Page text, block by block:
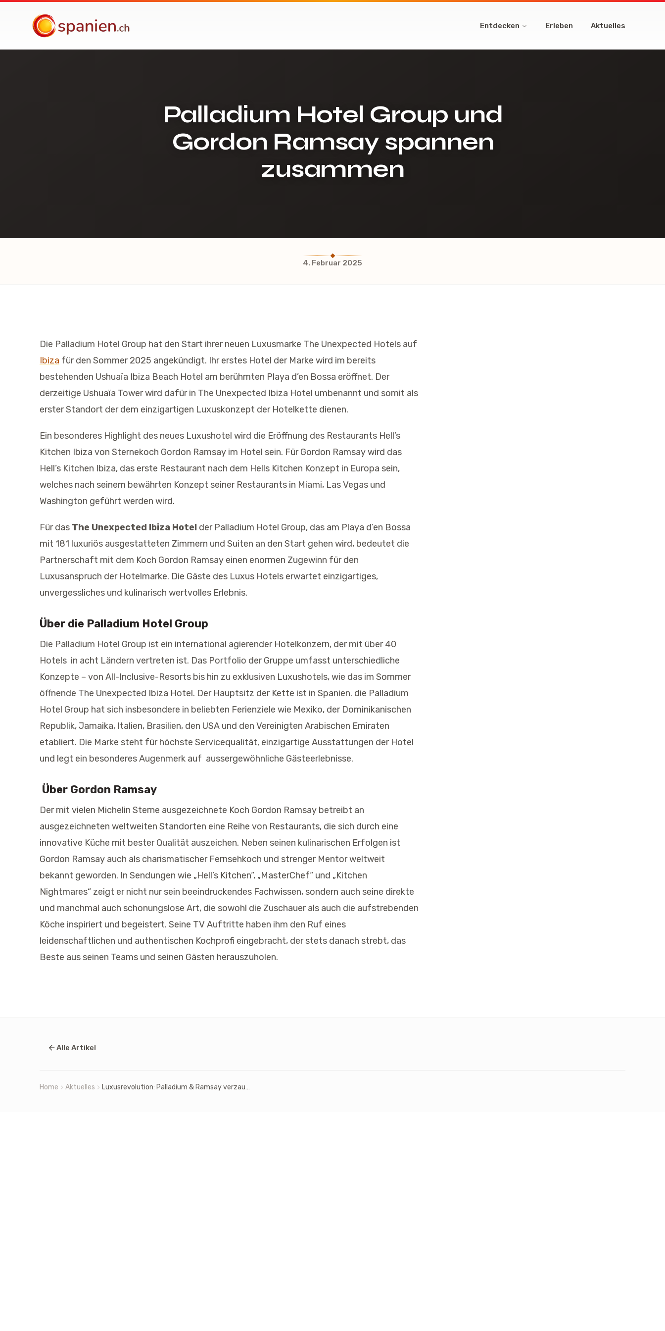
spanien.ch
Entdecken Erleben Aktuelles
Palladium Hotel Group und
Gordon Ramsay spannen
zusammen
4. Februar 2025
Die Palladium Hotel Group hat den Start ihrer neuen Luxusmarke The Unexpected Hotels auf
Ibiza für den Sommer 2025 angekündigt. Ihr erstes Hotel der Marke wird im bereits
bestehenden Ushuaïa Ibiza Beach Hotel am berühmten Playa d’en Bossa eröffnet. Der
derzeitige Ushuaïa Tower wird dafür in The Unexpected Ibiza Hotel umbenannt und somit als
erster Standort der dem einzigartigen Luxuskonzept der Hotelkette dienen.
Ein besonderes Highlight des neues Luxushotel wird die Eröffnung des Restaurants Hell’s
Kitchen Ibiza von Sternekoch Gordon Ramsay im Hotel sein. Für Gordon Ramsay wird das
Hell’s Kitchen Ibiza, das erste Restaurant nach dem Hells Kitchen Konzept in Europa sein,
welches nach seinem bewährten Konzept seiner Restaurants in Miami, Las Vegas und
Washington geführt werden wird.
Für das The Unexpected Ibiza Hotel der Palladium Hotel Group, das am Playa d’en Bossa
mit 181 luxuriös ausgestatteten Zimmern und Suiten an den Start gehen wird, bedeutet die
Partnerschaft mit dem Koch Gordon Ramsay einen enormen Zugewinn für den
Luxusanspruch der Hotelmarke. Die Gäste des Luxus Hotels erwartet einzigartiges,
unvergessliches und kulinarisch wertvolles Erlebnis.
Über die Palladium Hotel Group
Die Palladium Hotel Group ist ein international agierender Hotelkonzern, der mit über 40
Hotels in acht Ländern vertreten ist. Das Portfolio der Gruppe umfasst unterschiedliche
Konzepte – von All-Inclusive-Resorts bis hin zu exklusiven Luxushotels, wie das im Sommer
öffnende The Unexpected Ibiza Hotel. Der Hauptsitz der Kette ist in Spanien. die Palladium
Hotel Group hat sich insbesondere in beliebten Ferienziele wie Mexiko, der Dominikanischen
Republik, Jamaika, Italien, Brasilien, den USA und den Vereinigten Arabischen Emiraten
etabliert. Die Marke steht für höchste Servicequalität, einzigartige Ausstattungen der Hotel
und legt ein besonderes Augenmerk auf aussergewöhnliche Gästeerlebnisse.
Über Gordon Ramsay
Der mit vielen Michelin Sterne ausgezeichnete Koch Gordon Ramsay betreibt an
ausgezeichneten weltweiten Standorten eine Reihe von Restaurants, die sich durch eine
innovative Küche mit bester Qualität auszeichen. Neben seinen kulinarischen Erfolgen ist
Gordon Ramsay auch als charismatischer Fernsehkoch und strenger Mentor weltweit
bekannt geworden. In Sendungen wie „Hell’s Kitchen“, „MasterChef“ und „Kitchen
Nightmares“ zeigt er nicht nur sein beeindruckendes Fachwissen, sondern auch seine direkte
und manchmal auch schonungslose Art, die sowohl die Zuschauer als auch die aufstrebenden
Köche inspiriert und begeistert. Seine TV Auftritte haben ihm den Ruf eines
leidenschaftlichen und authentischen Kochprofi eingebracht, der stets danach strebt, das
Beste aus seinen Teams und seinen Gästen herauszuholen.
Alle Artikel
Home Aktuelles Luxusrevolution: Palladium & Ramsay verzaubern Ibiza